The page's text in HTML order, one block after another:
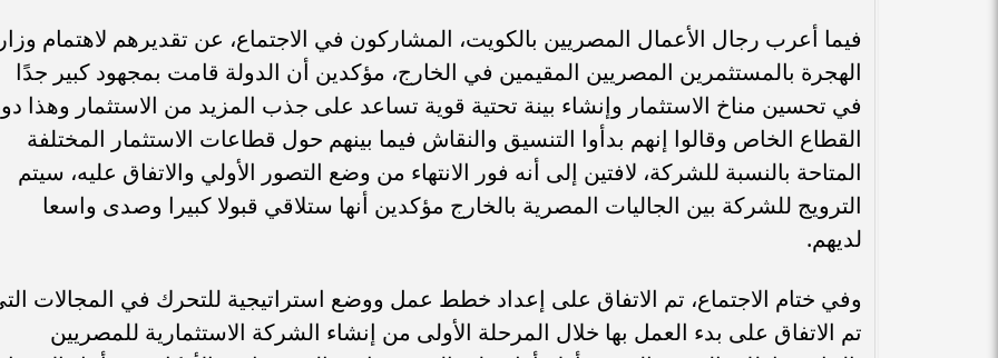
فيما أعرب رجال الأعمال المصريين بالكويت، المشاركون في الاجتماع، عن تقديرهم لاهتمام
الهجرة بالمستثمرين المصريين المقيمين في الخارج، مؤكدين أن الدولة قامت بمجهود كبير جدًا
في تحسين مناخ الاستثمار وإنشاء بينة تحتية قوية تساعد على جذب المزيد من الاستثمار وهذا
القطاع الخاص وقالوا إنهم بدأوا التنسيق والنقاش فيما بينهم حول قطاعات الاستثمار المختلفة
المتاحة بالنسبة للشركة، لافتين إلى أنه فور الانتهاء من وضع التصور الأولي والاتفاق عليه، سيتم
الترويج للشركة بين الجاليات المصرية بالخارج مؤكدين أنها ستلاقي قبولا كبيرا وصدى واسعا
لديهم.
وفي ختام الاجتماع، تم الاتفاق على إعداد خطط عمل ووضع استراتيجية للتحرك في المجالات
تم الاتفاق على بدء العمل بها خلال المرحلة الأولى من إنشاء الشركة الاستثمارية للمصريين